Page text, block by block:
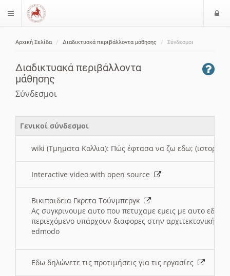
$langMenu
Αρχική Σελίδα Διαδικτυακά περιβάλλοντα μάθησης Σύνδεσμοι
Διαδικτυακά περιβάλλοντα
μάθησης
Σύνδεσμοι
Γενικοί σύνδεσμοι
wiki (Τμηματα Κολλια): Πώς έφτασα να ζω εδω; (ιστορια)
Interactive video with open source
Βικιπαιδεια Γκρετα Τούνμπεργκ
Ας συγκρινουμε αυτο που πετυχαμε εμεις με αυτο εδω
περιεχόμενο υπάρχουν διαφορες στην αρχιτεκτονική
edmodo
Εδω δηλώνετε τις προτιμήσεις για τις εργασίες